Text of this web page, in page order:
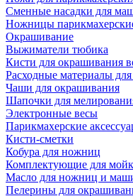
Сменные насадки для
Ножницы
Окрашивание
Выжиматели тюбика
Кисти для окрашивания
Расходные материалы
Чаши для окрашивания
Шапочки для
Электронные весы
Парикмахерские
Кисти-сметки
Кобура для ножниц
Комплектующие для
Масло для ножниц и
Пелерины для